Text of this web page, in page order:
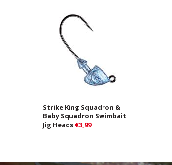
Strike King Squadron &
Baby Squadron Swimbait
Jig Heads €3,99